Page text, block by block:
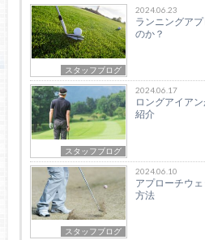
スタッフブログ
2024.06.23
ランニングア
のか？
スタッフブログ
2024.06.17
ロングアイア
紹介
スタッフブログ
2024.06.10
アプローチウ
方法